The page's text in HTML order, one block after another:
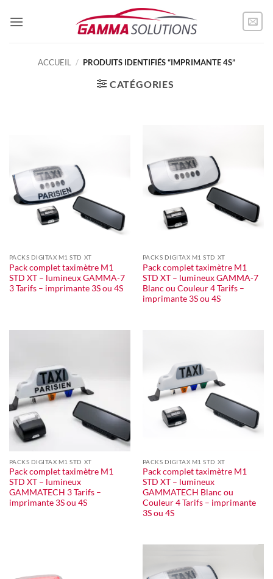
ACCUEIL / PRODUITS IDENTIFIÉS “IMPRIMANTE 4S”
CATÉGORIES
PACKS DIGITAX M1 STD XT
Pack complet taximètre M1
STD XT – lumineux GAMMA-7
3 Tarifs – imprimante 3S ou 4S
PACKS DIGITAX M1 STD XT
Pack complet taximètre M1
STD XT – lumineux GAMMA-7
Blanc ou Couleur 4 Tarifs –
imprimante 3S ou 4S
PACKS DIGITAX M1 STD XT
Pack complet taximètre M1
STD XT – lumineux
GAMMATECH 3 Tarifs –
imprimante 3S ou 4S
PACKS DIGITAX M1 STD XT
Pack complet taximètre M1
STD XT – lumineux
GAMMATECH Blanc ou
Couleur 4 Tarifs – imprimante
3S ou 4S